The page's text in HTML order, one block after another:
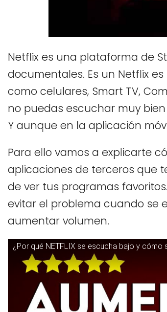
Netflix es una plataforma de
documentales. Es un Netflix
como celulares, Smart TV,
no puedas escuchar muy
Y aunque en la aplicación
Para ello vamos a explicarte
aplicaciones de terceros que
de ver tus programas
evitar el problema cuando se
aumentar volumen.
¿Por qué NETFLIX se escucha bajo y cómo